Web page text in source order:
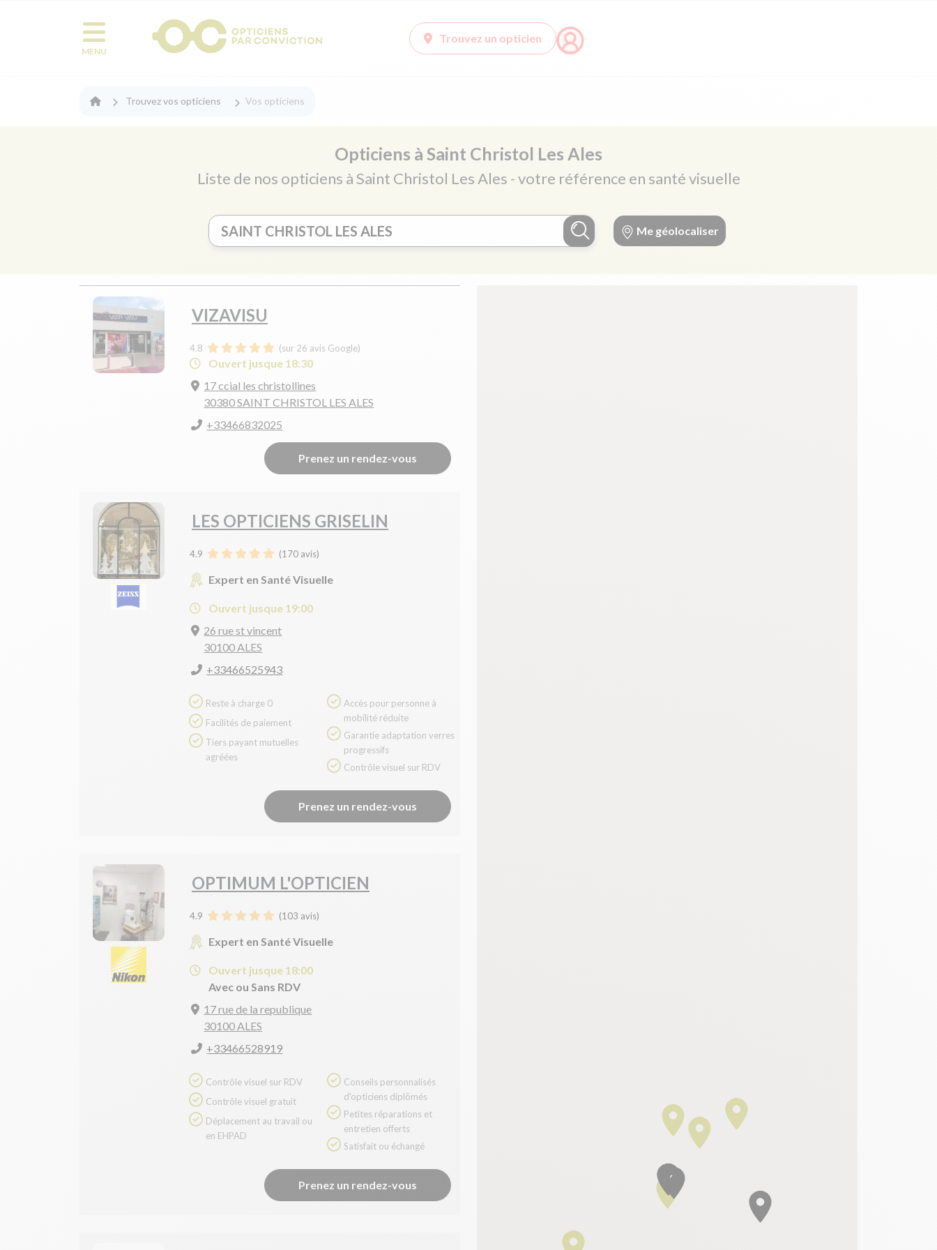
MENU
Trouvez un opticien
Trouvez vos opticiens Vos opticiens
Opticiens à Saint Christol Les Ales
Liste de nos opticiens à Saint Christol Les Ales - votre référence en santé visuelle
Me géolocaliser
VIZAVISU
4.8 (sur 26 avis Google)
Ouvert jusque 18:30
17 ccial les christollines
30380 SAINT CHRISTOL LES ALES
+33466832025
Prenez un rendez-vous
LES OPTICIENS GRISELIN
4.9 (170 avis)
Expert en Santé Visuelle
Ouvert jusque 19:00
26 rue st vincent
30100 ALES
+33466525943
Reste à charge 0
Facilités de paiement
agréées
mobilité réduite
progressifs
Contrôle visuel sur RDV
Prenez un rendez-vous
OPTIMUM L'OPTICIEN
4.9 (103 avis)
Expert en Santé Visuelle
Ouvert jusque 18:00
Avec ou Sans RDV
17 rue de la republique
30100 ALES
+33466528919
Contrôle visuel sur RDV
Contrôle visuel gratuit
en EHPAD
d'opticiens diplômés
entretien offerts
Satisfait ou échangé
Prenez un rendez-vous